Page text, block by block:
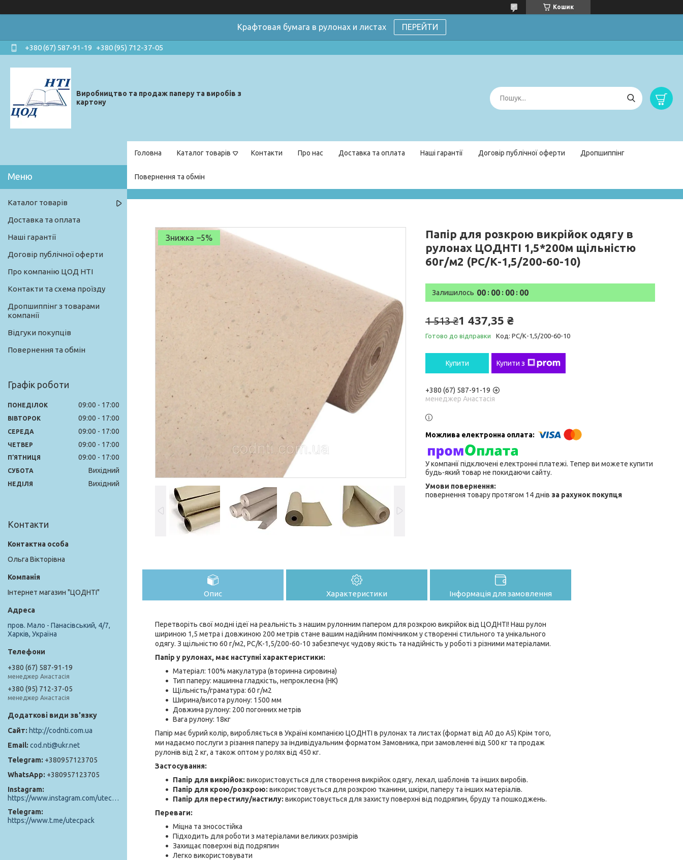
Кошик
Крафтовая бумага в рулонах и листах ПЕРЕЙТИ
+380 (67) 587-91-19 +380 (95) 712-37-05
Виробництво та продаж паперу та виробів з
картону
Головна Каталог товарів Контакти Про нас Доставка та оплата Наші гарантії Договір публічної оферти Дропшиппінг
Повернення та обмін
–5%
Папір для розкрою викрійок одягу в
рулонах ЦОДНТІ 1,5*200м щільністю
60г/м2 (PС/К-1,5/200-60-10)
Залишилось 00 00 00 00
1 513 ₴1 437,35 ₴
Готово до відправки Код: PС/К-1,5/200-60-10
Купити Купити з
+380 (67) 587-91-19
менеджер Анастасія
У компанії підключені електронні платежі. Тепер ви можете купити
будь-який товар не покидаючи сайту.
повернення товару протягом 14 днів за рахунок покупця
Опис Характеристики Інформація для замовлення
Перетворіть свої модні ідеї на реальність з нашим рулонним папером для розкрою викрійок від ЦОДНТІ! Наш рулон
шириною 1,5 метра і довжиною 200 метрів стане вашим надійним помічником у створенні стильного та унікального
одягу. З щільністю 60 г/м2, PС/К-1,5/200-60-10 забезпечує чудову якість та надійність у роботі з різними матеріалами.
Папір у рулонах, має наступні характеристики:
Матеріал: 100% макулатура (вторинна сировина)
Тип паперу: машинна гладкість, непроклеєна (НК)
Щільність/граматура: 60 г/м2
Ширина/висота рулону: 1500 мм
Довжина рулону: 200 погонних метрів
Вага рулону: 18кг
Папір має бурий колір, виробляється в Україні компанією ЦОДНТІ в рулонах та листах (формат від А0 до А5) Крім того,
ми надаємо послуги з різання паперу за індивідуальним форматом Замовника, при замовленні від 500 кг та продаж
рулонів від 2 кг, а також оптом у ролях від 450 кг.
Застосування:
Папір для викрійок: використовується для створення викрійок одягу, лекал, шаблонів та інших виробів.
Папір для крою/розкрою: використовується для розкрою тканини, шкіри, паперу та інших матеріалів.
Папір для перестилу/настилу: використовується для захисту поверхні від подряпин, бруду та пошкоджень.
Переваги:
Міцна та зносостійка
Підходить для роботи з матеріалами великих розмірів
Захищає поверхні від подряпин
Легко використовувати
Каталог товарів
Доставка та оплата
Наші гарантії
Договір публічної оферти
Про компанію ЦОД НТІ
Контакти та схема проїзду
Дропшиппінг з товарами
компанії
Відгуки покупців
Повернення та обмін
Графік роботи
ПОНЕДІЛОК 09:00 17:00
ВІВТОРОК 09:00 17:00
СЕРЕДА 09:00 17:00
ЧЕТВЕР 09:00 17:00
ПʼЯТНИЦЯ 09:00 17:00
СУБОТА Вихідний
НЕДІЛЯ Вихідний
Контакти
Ольга Вікторівна
Інтернет магазин "ЦОДНТІ"
пров. Мало - Панасівський, 4/7,
Харків, Україна
+380 (67) 587-91-19
менеджер Анастасія
+380 (95) 712-37-05
менеджер Анастасія
http://codnti.com.ua
cod.nti@ukr.net
+380957123705
+380957123705
Instagram
https://www.instagram.com/utec_pack/
Telegram
https://www.t.me/utecpack